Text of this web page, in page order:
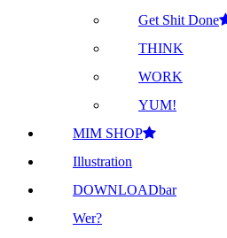
Get Shit Done
THINK
WORK
YUM!
MIM SHOP
Illustration
DOWNLOADbar
Wer?